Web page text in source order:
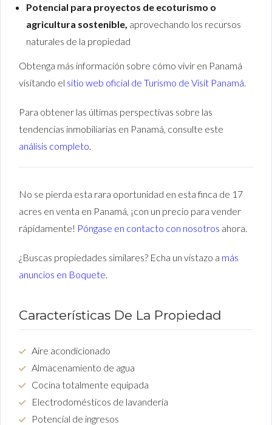
Potencial para proyectos de ecoturismo o
agricultura sostenible, aprovechando los recursos
naturales de la propiedad
Obtenga más información sobre cómo vivir en Panamá
visitando el sitio web oficial de Turismo de Visit Panamá
Para obtener las últimas perspectivas sobre las
tendencias inmobiliarias en Panamá, consulte este
análisis completo
No se pierda esta rara oportunidad en esta finca de 17
acres en venta en Panamá, ¡con un precio para vender
rápidamente! Póngase en contacto con nosotros ahora.
¿Buscas propiedades similares? Echa un vistazo a más
anuncios en Boquete
Características De La Propiedad
Aire acondicionado
Almacenamiento de agua
Cocina totalmente equipada
Electrodomésticos de lavandería
Potencial de ingresos